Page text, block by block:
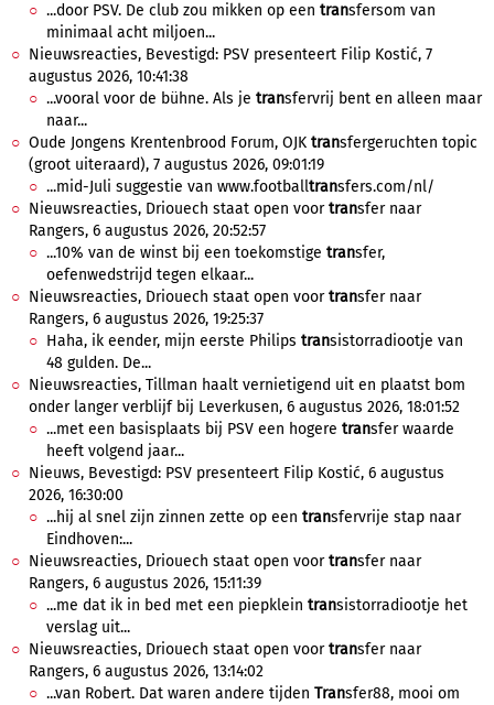
...door PSV. De club zou mikken op een transfersom van
minimaal acht miljoen...
Nieuwsreacties, Bevestigd: PSV presenteert Filip Kostić, 7
augustus 2026, 10:41:38
...vooral voor de bühne. Als je transfervrij bent en alleen maar
naar...
Oude Jongens Krentenbrood Forum, OJK transfergeruchten topic
(groot uiteraard), 7 augustus 2026, 09:01:19
...mid-Juli suggestie van www.footballtransfers.com/nl/
Nieuwsreacties, Driouech staat open voortransfer naar
Rangers, 6 augustus 2026, 20:52:57
...10% van de winst bij een toekomstige transfer,
oefenwedstrijd tegen elkaar...
Nieuwsreacties, Driouech staat open voortransfer naar
Rangers, 6 augustus 2026, 19:25:37
Haha, ik eender, mijn eerste Philips transistorradiootje van
48 gulden. De...
Nieuwsreacties, Tillman haalt vernietigend uit en plaatst bom
onder langer verblijf bij Leverkusen, 6 augustus 2026, 18:01:52
...met een basisplaats bij PSV een hogere transfer waarde
heeft volgend jaar...
Nieuws, Bevestigd: PSV presenteert Filip Kostić, 6 augustus
2026, 16:30:00
...hij al snel zijn zinnen zette op een transfervrije stap naar
Eindhoven:...
Nieuwsreacties, Driouech staat open voortransfer naar
Rangers, 6 augustus 2026, 15:11:39
...me dat ik in bed met een piepklein transistorradiootje het
verslag uit...
Nieuwsreacties, Driouech staat open voortransfer naar
Rangers, 6 augustus 2026, 13:14:02
...van Robert. Dat waren andere tijden Transfer88, mooi om